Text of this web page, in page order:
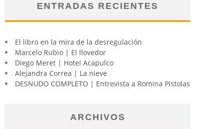
ENTRADAS RECIENTES
El libro en la mira de la desregulación
Marcelo Rubio | El llovedor
Diego Meret | Hotel Acapulco
Alejandra Correa | La nieve
DESNUDO COMPLETO | Entrevista a Romina Pistolas
ARCHIVOS